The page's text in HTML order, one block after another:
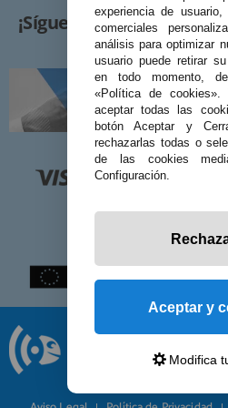
¡Síguenos!experiencia de usuario,
comerciales
análisis para optimizar
usuario puede retirar
en todo momento,
«Política de cookies».
aceptar todas las
botón Aceptar y
rechazarlas todas o
de las cookies
Configuración.
Aceptar y
Modifica